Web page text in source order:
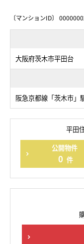
〔マンションID〕
大阪府茨木市平田台
阪急京都線「茨木市」
平田
公開物件
0 件